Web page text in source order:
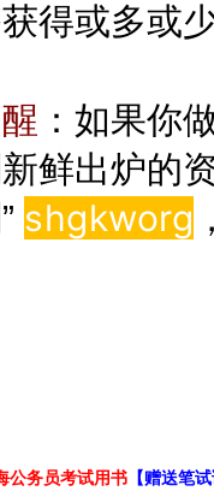
得或多或
：如果你
鲜出炉的
” shgkworg
公务员考试用书 【赠送笔